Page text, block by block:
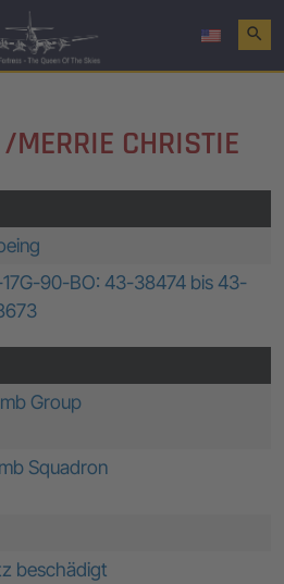
search
CHRISTIE
90-BO: 43-38474 bis 43-
Group
Squadron
beschädigt